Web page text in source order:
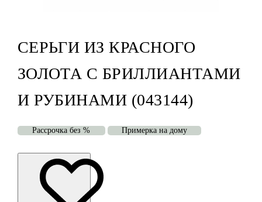
СЕРЬГИ ИЗ КРАСНОГО
ЗОЛОТА С БРИЛЛИАНТАМИ
И РУБИНАМИ (043144)
Рассрочка без % Примерка на дому